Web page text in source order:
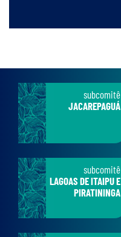
subcomitê
JACAREPAGUÁ
subcomitê
LAGOAS DE ITAIPU E
PIRATININGA